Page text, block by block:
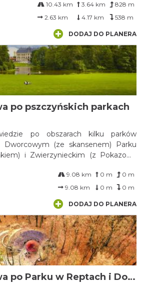
10.43 km 3.64 km
828 m
2.63 km
4.17 km 538 m
DODAJ DO PLANERA
po pszczyńskich parkach
po obszarach kilku parków
Dworcowym (ze skansenem) Parku
i Zwierzynieckim (z Pokazową
9.08 km 0 m
0 m
9.08 km
0 m 0 m
DODAJ DO PLANERA
Trasa spacerowa po Parku w Reptach i Dolinie Dramy